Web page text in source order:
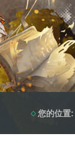
您的位置: